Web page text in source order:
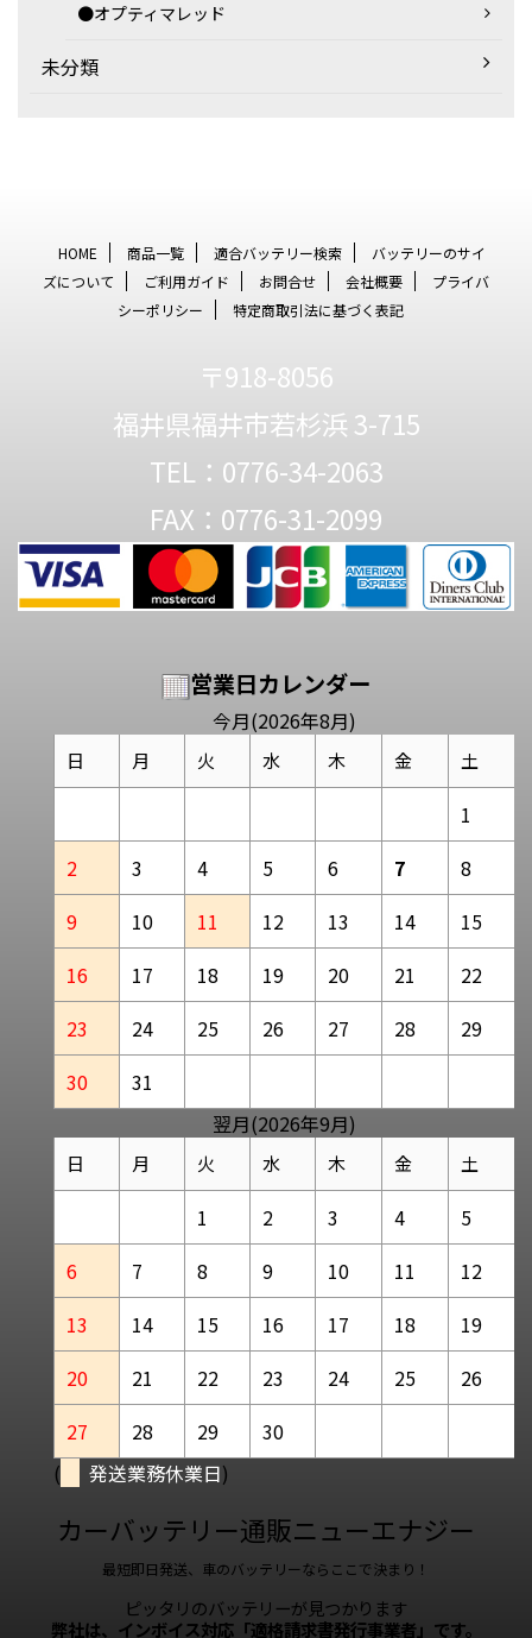
●オプティマレッド
未分類
HOME 商品一覧 適合バッテリー検索
バッテリーのサイ
ズについて
ご利用ガイド お問合せ 会社概要
プライバ
シーポリシー
特定商取引法に基づく表記
〒918-8056
福井県福井市若杉浜 3-715
TEL：0776-34-2063
FAX：0776-31-2099
営業日カレンダー
今月(2026年8月)
日 月 火 水 木 金 土
1
2
3 4 5 6 7
8
9
10 11 12 13 14
15
16
17 18 19 20 21
22
23
24 25 26 27 28
29
30
31
翌月(2026年9月)
日 月 火 水 木 金 土
1 2 3 4
5
6
7 8 9 10 11
12
13
14 15 16 17 18
19
20
21 22 23 24 25
26
27
28 29
30
(
発送業務休業日)
カーバッテリー通販ニューエナジー
最短即日発送、車のバッテリーならここで決まり！
ピッタリのバッテリーが見つかります
弊社は、インボイス対応「適格請求書発行事業者」です。